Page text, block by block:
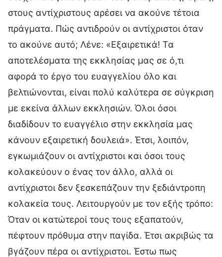
στους αντίχριστους αρέσει να ακούνε τέτοια
πράγματα. Πώς αντιδρούν οι αντίχριστοι όταν
το ακούνε αυτό; Λένε: «Εξαιρετικά! Τα
αποτελέσματα της εκκλησίας μας σε ό,τι
αφορά το έργο του ευαγγελίου όλο και
βελτιώνονται, είναι πολύ καλύτερα σε σύγκριση
με εκείνα άλλων εκκλησιών. Όλοι όσοι
διαδίδουν το ευαγγέλιο στην εκκλησία μας
κάνουν εξαιρετική δουλειά». Έτσι, λοιπόν,
εγκωμιάζουν οι αντίχριστοι και όσοι τους
κολακεύουν ο ένας τον άλλο, αλλά οι
αντίχριστοι δεν ξεσκεπάζουν την ξεδιάντροπη
κολακεία τους. Λειτουργούν με τον εξής τρόπο:
Όταν οι κατώτεροί τους τους εξαπατούν,
πέφτουν πρόθυμα στην παγίδα. Έτσι ακριβώς τα
βγάζουν πέρα οι αντίχριστοι. Έστω πως